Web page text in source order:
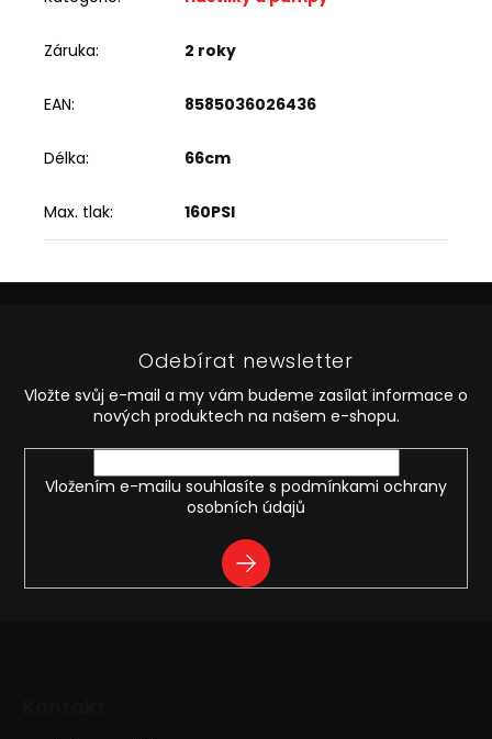
Záruka: 2 roky
EAN: 8585036026436
Délka: 66cm
Max. tlak: 160PSI
Odebírat newsletter
Vložte svůj e-mail a my vám budeme zasílat informace o
nových produktech na našem e-shopu.
Vložením e-mailu souhlasíte s podmínkami ochrany
osobních údajů
PŘIHLÁSIT
SE